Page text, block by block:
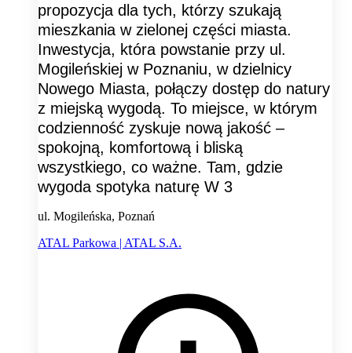
propozycja dla tych, którzy szukają
mieszkania w zielonej części miasta.
Inwestycja, która powstanie przy ul.
Mogileńskiej w Poznaniu, w dzielnicy
Nowego Miasta, połączy dostęp do natury
z miejską wygodą. To miejsce, w którym
codzienność zyskuje nową jakość –
spokojną, komfortową i bliską
wszystkiego, co ważne. Tam, gdzie
wygoda spotyka naturę W 3
ul. Mogileńska, Poznań
ATAL Parkowa | ATAL S.A.